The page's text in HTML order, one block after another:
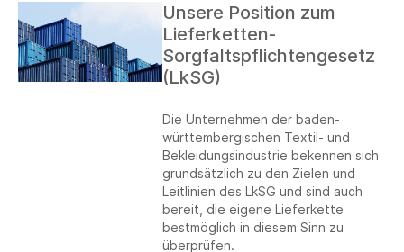
Unsere Position zum
Lieferketten-
Sorgfaltspflichtengesetz
(LkSG)
Die Unternehmen der baden-
württembergischen Textil- und
Bekleidungsindustrie bekennen sich
grundsätzlich zu den Zielen und
Leitlinien des LkSG und sind auch
bereit, die eigene Lieferkette
bestmöglich in diesem Sinn zu
überprüfen.